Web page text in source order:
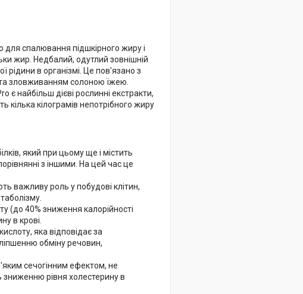
для спалювання підшкірного жиру і
жир. Недбалий, одутлий зовнішній
рідини в організмі. Це пов'язано з
зловживанням солоною їжею.
є найбільш дієві рослинні екстракти,
кілограмів непотрібного жиру
який при цьому ще і містить
з іншими. На цей час це
важливу роль у побудові клітин,
(до 40% зниження калорійності
в крові.
яка відповідає за
обміну речовин,
сечогінним ефектом, не
зниженню рівня холестерину в